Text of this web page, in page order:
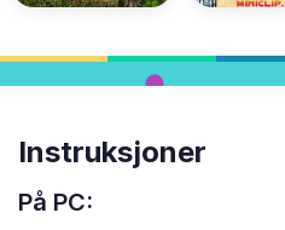
Instruksjoner
På PC: